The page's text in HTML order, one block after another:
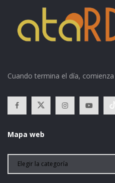
Cuando termina el día,
Mapa web